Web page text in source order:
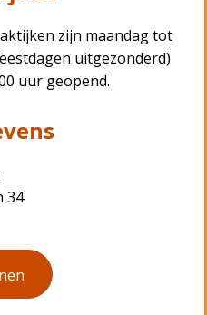
zijn maandag tot
uitgezonderd)
uur geopend.
34